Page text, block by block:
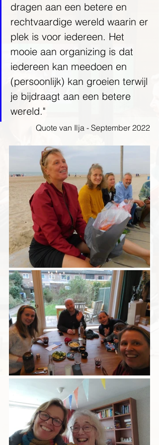
dragen aan een betere en
rechtvaardige wereld waarin er
plek is voor iedereen. Het
mooie aan organizing is dat
iedereen kan meedoen en
(persoonlijk) kan groeien terwijl
je bijdraagt aan een betere
wereld."
Quote van Ilja - September 2022